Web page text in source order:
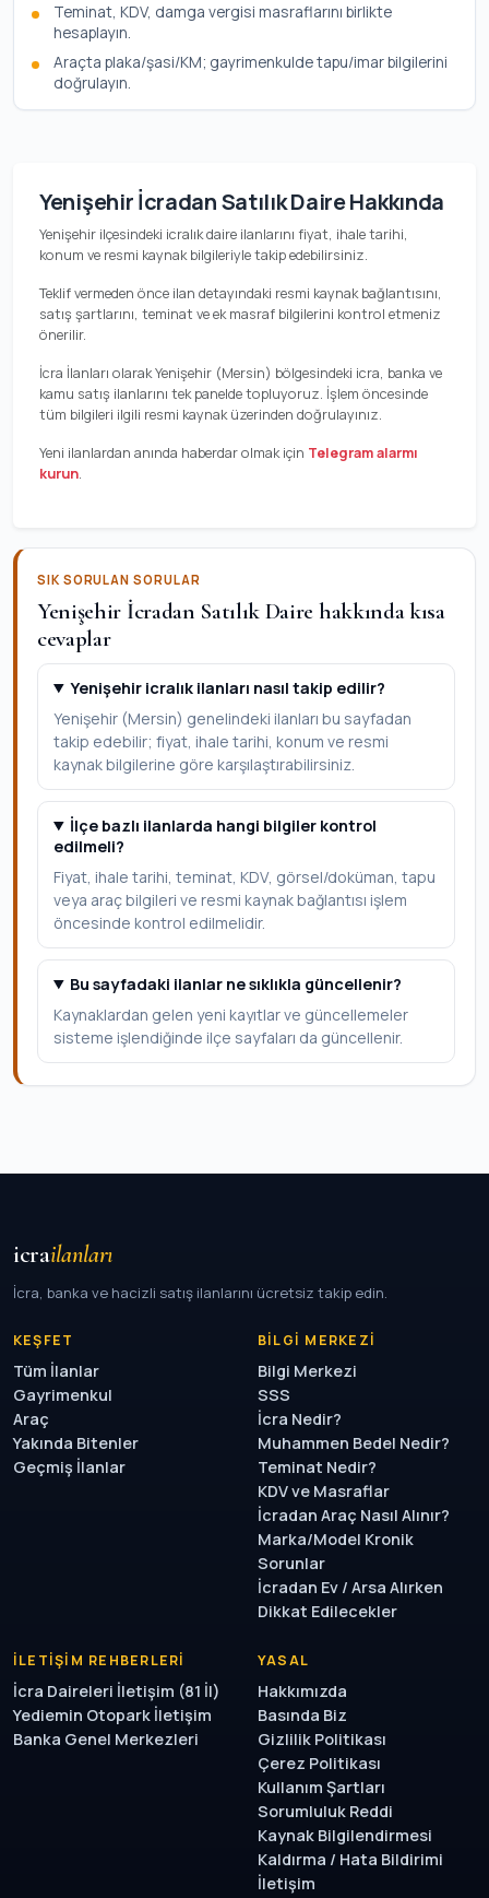
Teminat, KDV, damga vergisi masraflarını birlikte
hesaplayın.
Araçta plaka/şasi/KM; gayrimenkulde tapu/imar bilgilerini
doğrulayın.
Yenişehir İcradan Satılık Daire Hakkında
Yenişehir ilçesindeki icralık daire ilanlarını fiyat, ihale tarihi,
konum ve resmi kaynak bilgileriyle takip edebilirsiniz.
Teklif vermeden önce ilan detayındaki resmi kaynak bağlantısını,
satış şartlarını, teminat ve ek masraf bilgilerini kontrol etmeniz
önerilir.
İcra İlanları olarak Yenişehir (Mersin) bölgesindeki icra, banka ve
kamu satış ilanlarını tek panelde topluyoruz. İşlem öncesinde
tüm bilgileri ilgili resmi kaynak üzerinden doğrulayınız.
Yeni ilanlardan anında haberdar olmak için Telegram alarmı
kurun.
SIK SORULAN SORULAR
Yenişehir İcradan Satılık Daire hakkında kısa
cevaplar
Yenişehir icralık ilanları nasıl takip edilir?
Yenişehir (Mersin) genelindeki ilanları bu sayfadan
takip edebilir; fiyat, ihale tarihi, konum ve resmi
kaynak bilgilerine göre karşılaştırabilirsiniz.
İlçe bazlı ilanlarda hangi bilgiler kontrol
edilmeli?
Fiyat, ihale tarihi, teminat, KDV, görsel/doküman, tapu
veya araç bilgileri ve resmi kaynak bağlantısı işlem
öncesinde kontrol edilmelidir.
Bu sayfadaki ilanlar ne sıklıkla güncellenir?
Kaynaklardan gelen yeni kayıtlar ve güncellemeler
sisteme işlendiğinde ilçe sayfaları da güncellenir.
icrailanları
İcra, banka ve hacizli satış ilanlarını ücretsiz takip edin.
KEŞFET
Tüm İlanlar
Gayrimenkul
Araç
Yakında Bitenler
Geçmiş İlanlar
BILGI MERKEZI
Bilgi Merkezi
SSS
İcra Nedir?
Muhammen Bedel Nedir?
Teminat Nedir?
KDV ve Masraflar
İcradan Araç Nasıl Alınır?
Marka/Model Kronik
Sorunlar
İcradan Ev / Arsa Alırken
Dikkat Edilecekler
İLETIŞIM REHBERLERI
İcra Daireleri İletişim (81 İl)
Yediemin Otopark İletişim
Banka Genel Merkezleri
YASAL
Hakkımızda
Basında Biz
Gizlilik Politikası
Çerez Politikası
Kullanım Şartları
Sorumluluk Reddi
Kaynak Bilgilendirmesi
Kaldırma / Hata Bildirimi
İletişim